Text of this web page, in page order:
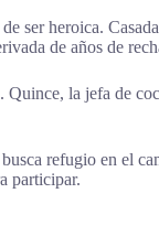
ser heroica.
de años de
la jefa de
refugio en el
participar.